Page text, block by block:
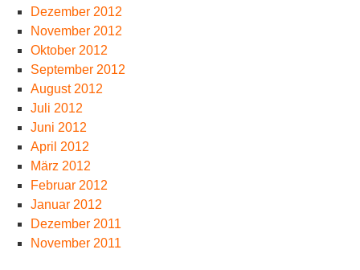
Dezember 2012
November 2012
Oktober 2012
September 2012
August 2012
Juli 2012
Juni 2012
April 2012
März 2012
Februar 2012
Januar 2012
Dezember 2011
November 2011